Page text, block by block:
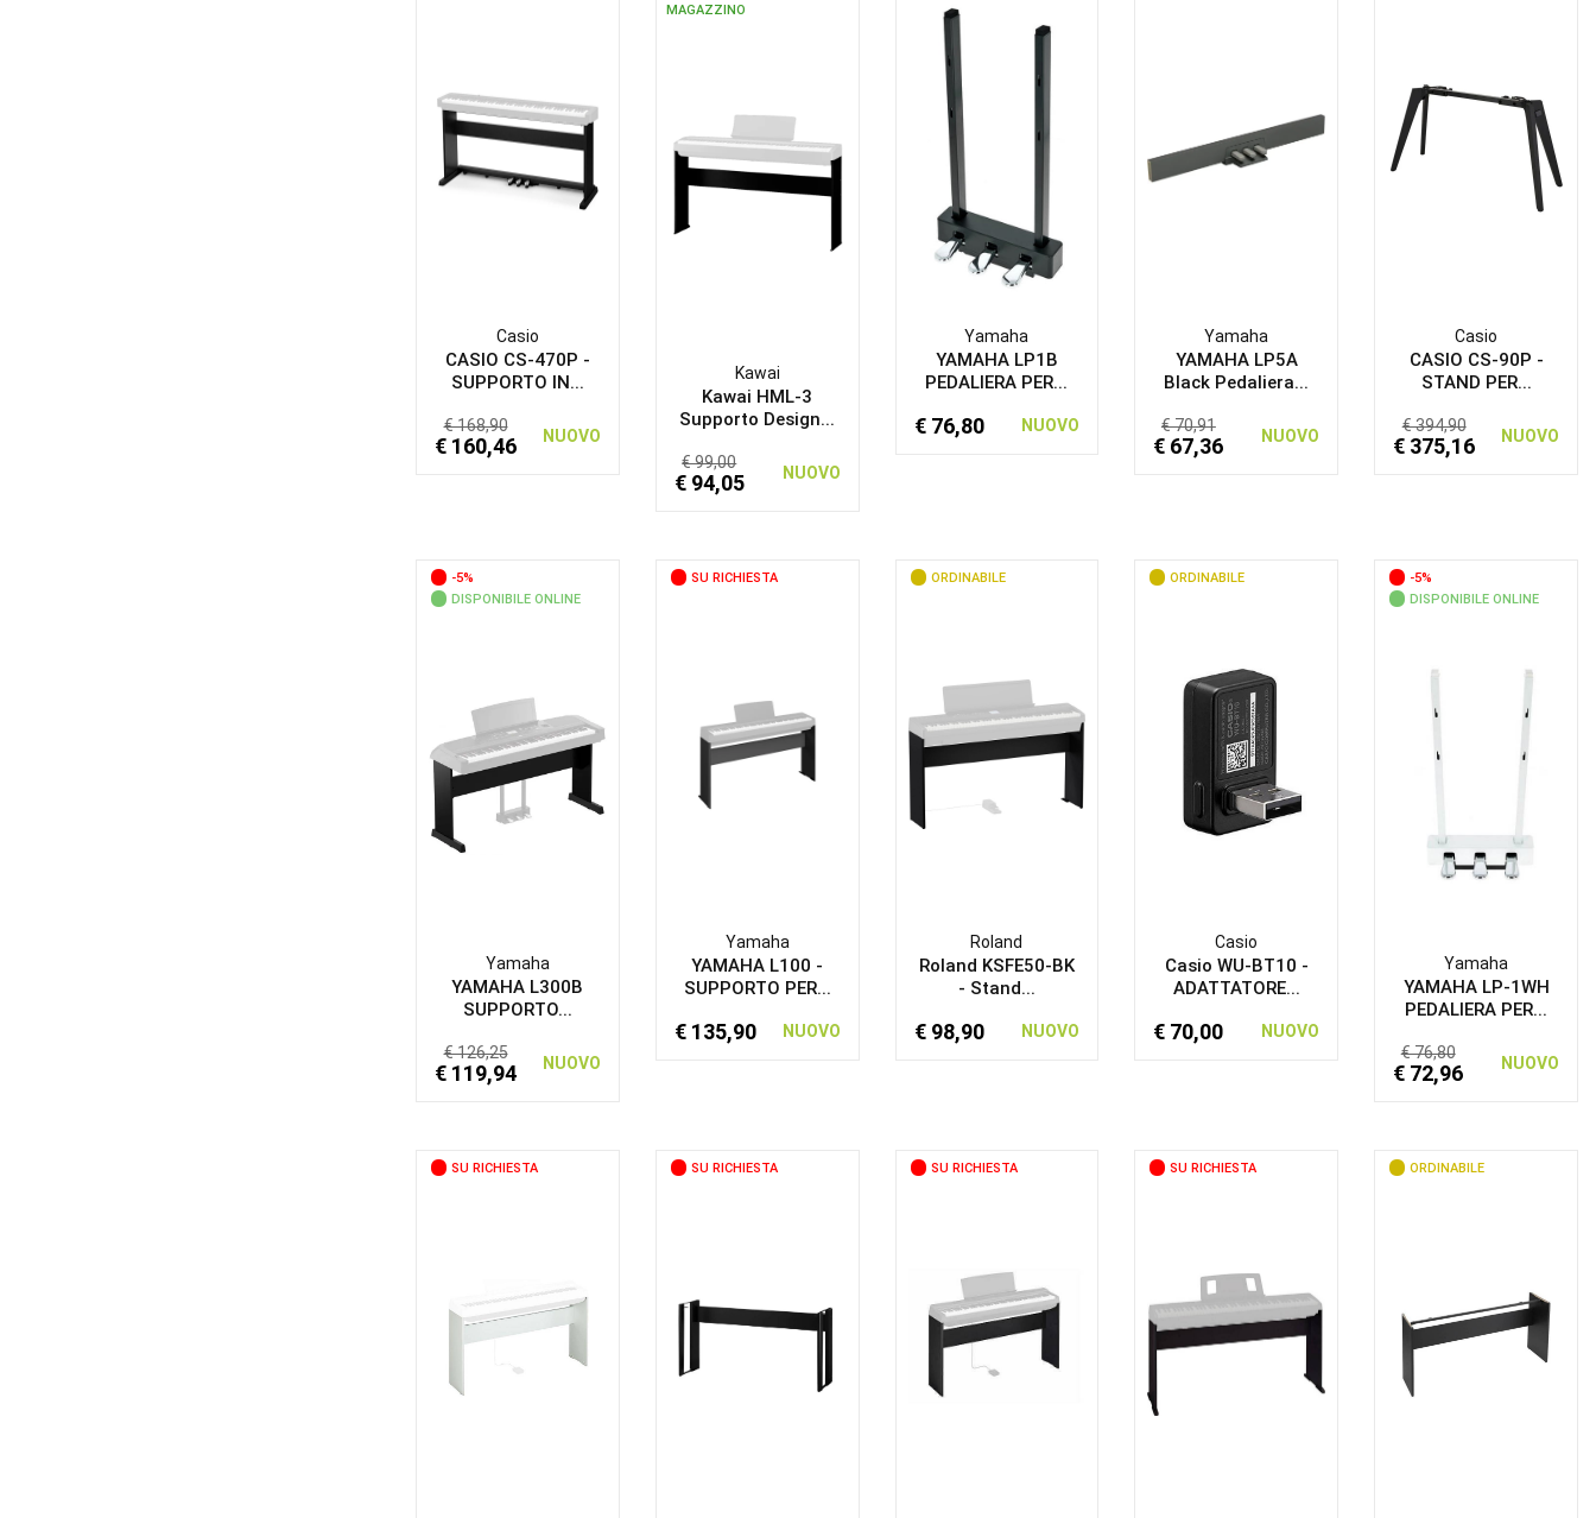
Casio
CASIO CS-470P -
SUPPORTO IN...
€ 168,90
€ 160,46 NUOVO
MAGAZZINO
Kawai
Kawai HML-3
Supporto Design...
€ 99,00
€ 94,05 NUOVO
Yamaha
YAMAHA LP1B
PEDALIERA PER...
€ 76,80 NUOVO
Yamaha
YAMAHA LP5A
Black Pedaliera...
€ 70,91
€ 67,36 NUOVO
Casio
CASIO CS-90P -
STAND PER...
€ 394,90
€ 375,16 NUOVO
-5%
DISPONIBILE ONLINE
Yamaha
YAMAHA L300B
SUPPORTO...
€ 126,25
€ 119,94 NUOVO
SU RICHIESTA
Yamaha
YAMAHA L100 -
SUPPORTO PER...
€ 135,90 NUOVO
ORDINABILE
Roland
Roland KSFE50-BK
- Stand...
€ 98,90 NUOVO
ORDINABILE
Casio
Casio WU-BT10 -
ADATTATORE...
€ 70,00 NUOVO
-5%
DISPONIBILE ONLINE
Yamaha
YAMAHA LP-1WH
PEDALIERA PER...
€ 76,80
€ 72,96 NUOVO
SU RICHIESTA SU RICHIESTA SU RICHIESTA SU RICHIESTA ORDINABILE